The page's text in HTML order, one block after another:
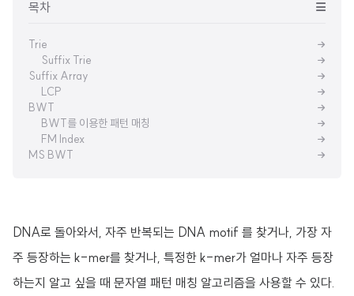
목차
Trie
Suffix Trie
Suffix Array
LCP
BWT
BWT를 이용한 패턴 매칭
FM Index
MS BWT
DNA로 돌아와서, 자주 반복되는 DNA motif 를 찾거나, 가장 자
주 등장하는 k-mer를 찾거나, 특정한 k-mer가 얼마나 자주 등장
하는지 알고 싶을 때 문자열 패턴 매칭 알고리즘을 사용할 수 있다.